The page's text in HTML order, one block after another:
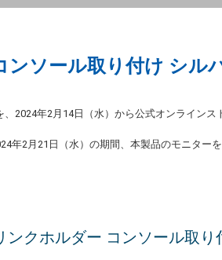
ンソール取り付け シル
2024年2月14日（水）から公式オンラインス
年2月21日（水）の期間、本製品のモニター
クホルダー コンソール取り